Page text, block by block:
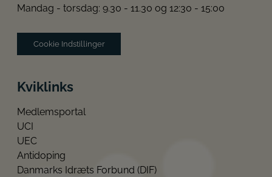
Mandag - torsdag: 9.30 - 11.30 og 12:30 - 15:00
Cookie Indstillinger
Kviklinks
Medlemsportal
UCI
UEC
Antidoping
Danmarks Idræts Forbund (DIF)